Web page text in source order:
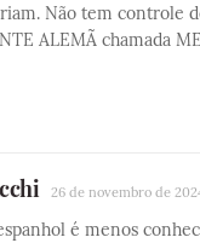
Não tem controle
ALEMÃ chamada
26 de novembro de
é menos